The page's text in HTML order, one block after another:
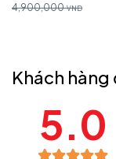
4,900,000 VND
Khách hàng
5.0